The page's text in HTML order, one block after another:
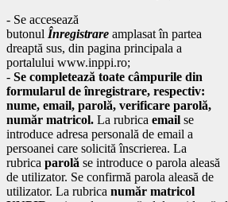
- Se accesează
butonul Înregistrare amplasat în partea
dreaptă sus, din pagina principala a
portalului www.inppi.ro;
- Se completează toate câmpurile din
formularul de înregistrare, respectiv:
nume, email, parolă, verificare parolă,
număr matricol. La rubrica email se
introduce adresa personală de email a
persoanei care solicită înscrierea. La
rubrica parolă se introduce o parola aleasă
de utilizator. Se confirmă parola aleasă de
utilizator. La rubrica număr matricol